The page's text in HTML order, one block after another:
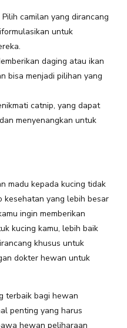
Pilih camilan yang dirancang
untuk
daging atau ikan
bisa menjadi pilihan yang
catnip, yang dapat
menyenangkan untuk
madu kepada kucing tidak
kesehatan yang lebih besar
ingin memberikan
kucing kamu, lebih baik
khusus untuk
dokter hewan untuk
terbaik bagi hewan
penting yang harus
hewan peliharaan